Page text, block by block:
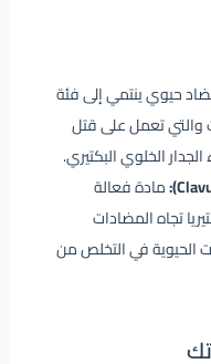
حيوي ينتمي إلى فئة
والتي تعمل على قتل
الخلوي البكتيري.
مادة فعالة
تجاه المضادات
الحيوية في التخلص من